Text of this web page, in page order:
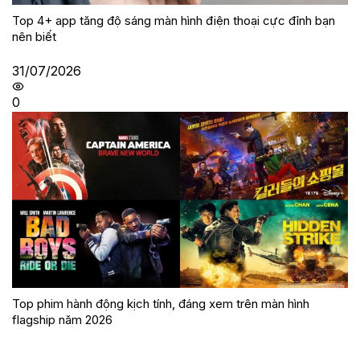
Top 4+ app tăng độ sáng màn hình điện thoại cực đỉnh bạn
nên biết
31/07/2026
0
Top phim hành động kịch tính, đáng xem trên màn hình
flagship năm 2026